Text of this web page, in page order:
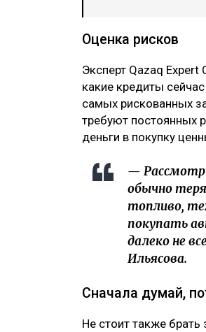
Оценка рисков
Эксперт Qazaq Expert
какие кредиты
самых рискованных
требуют постоянных
деньги в покупку
—
обычно
топливо,
покупать
далеко не
Ильясова.
Сначала думай,
Не стоит также